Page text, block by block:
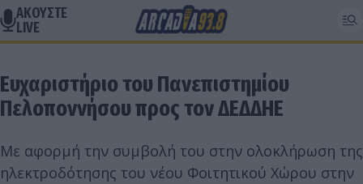
ΑΚΟΥΣΤΕ
LIVE
Ευχαριστήριο του Πανεπιστημίου
Πελοποννήσου προς τον ΔΕΔΔΗΕ
Με αφορμή την συμβολή του στην ολοκλήρωση της
ηλεκτροδότησης του νέου Φοιτητικού Χώρου στην